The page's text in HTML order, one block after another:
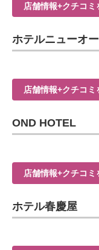
店舗情報+クチコミ
ホテルニューオ
店舗情報+クチコミ
OND HOTEL
店舗情報+クチコミ
ホテル春慶屋